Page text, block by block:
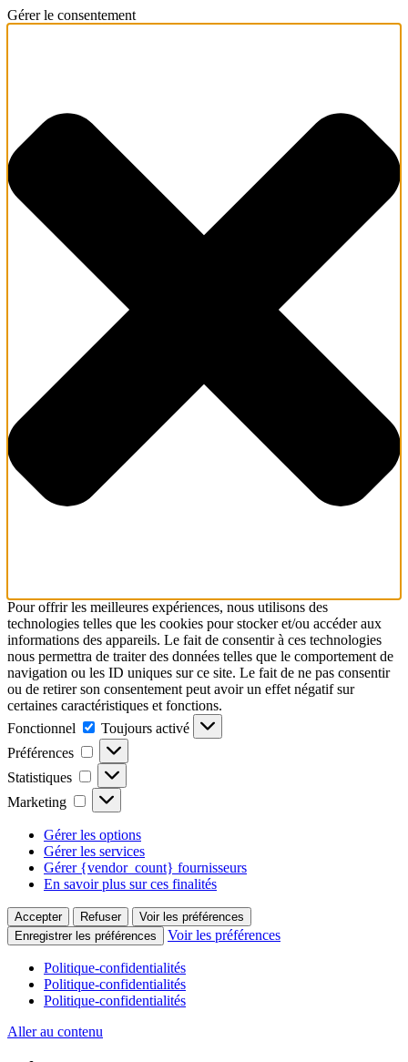
Gérer le consentement
Pour offrir les meilleures expériences, nous utilisons des
technologies telles que les cookies pour stocker et/ou accéder aux
informations des appareils. Le fait de consentir à ces technologies
nous permettra de traiter des données telles que le comportement de
navigation ou les ID uniques sur ce site. Le fait de ne pas consentir
ou de retirer son consentement peut avoir un effet négatif sur
certaines caractéristiques et fonctions.
Fonctionnel
Toujours activé
Préférences
Statistiques
Marketing
Gérer les options
Gérer les services
Gérer {vendor_count} fournisseurs
En savoir plus sur ces finalités
Accepter Refuser
Voir les préférences
Enregistrer les préférences
Voir les préférences
Politique-confidentialités
Politique-confidentialités
Politique-confidentialités
Aller au contenu